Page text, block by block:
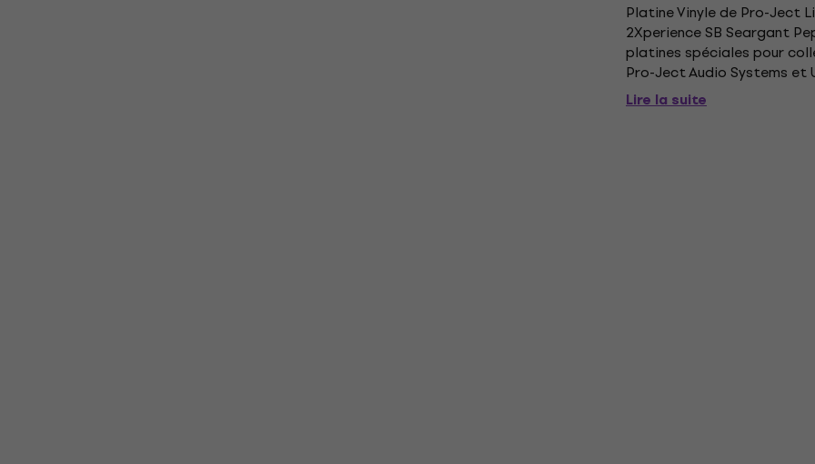
Platine Vinyle de Pro-Ject
2Xperience SB Seargant
platines spéciales pour
Pro-Ject Audio Systems et
cinquantième anniversaire
Lire la suite